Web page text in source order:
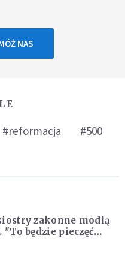
NAS
#reformacja
#500
zakonne modlą
"To będzie pieczęć
dla naszej wiary"